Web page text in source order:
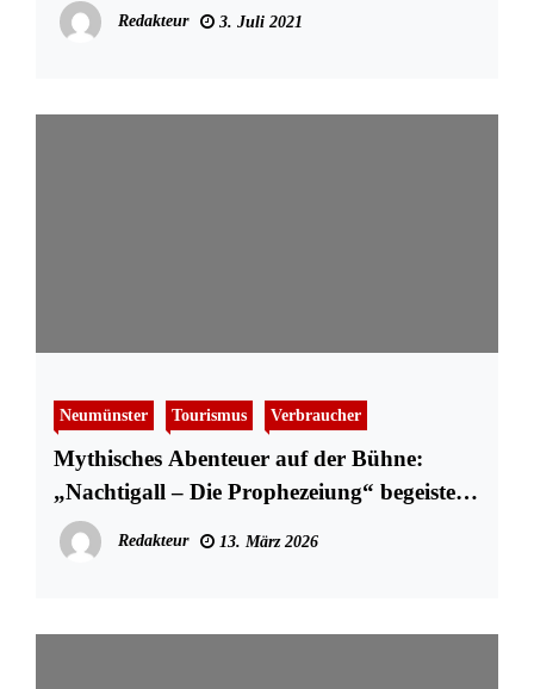
Redakteur 3. Juli 2021
Neumünster Tourismus Verbraucher
Mythisches Abenteuer auf der Bühne:
„Nachtigall – Die Prophezeiung“ begeistert
Publikum in Neumünster
Redakteur 13. März 2026